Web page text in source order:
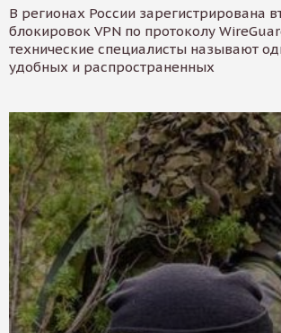
В регионах России зарегистрирована
блокировок VPN по протоколу
технические специалисты называют
удобных и распространенных